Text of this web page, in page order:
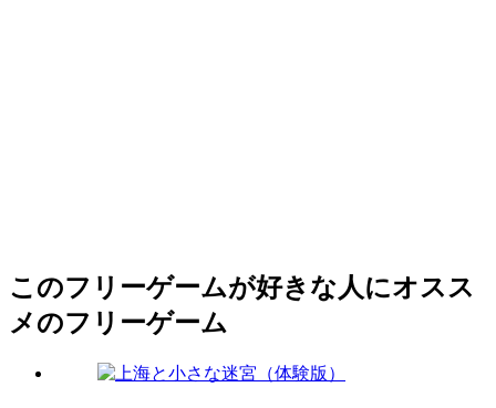
このフリーゲームが好きな人にオスス
メのフリーゲーム